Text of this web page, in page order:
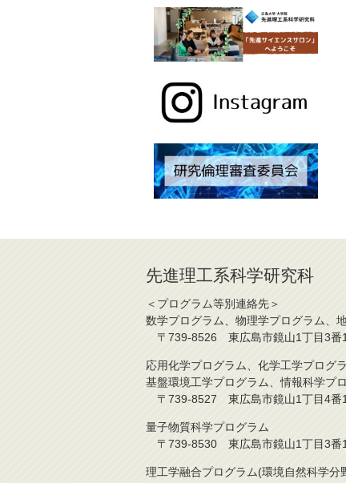
先進理工系科学研究科
＜プログラム等別連絡先＞
数学プログラム、物理学プログラム、
〒739-8526 東広島市鏡山1丁目3番
応用化学プログラム、化学工学プログ
基盤環境工学プログラム、情報科学プ
〒739-8527 東広島市鏡山1丁目4番
量子物質科学プログラム
〒739-8530 東広島市鏡山1丁目3番
理工学融合プログラム(環境自然科学分